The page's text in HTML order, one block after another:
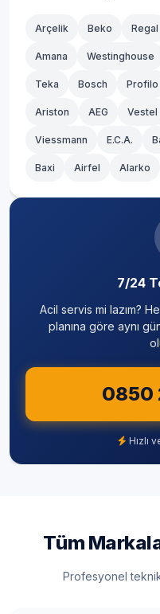
Arçelik Beko Regal
Amana Westinghouse
Teka Bosch Profilo
Ariston AEG Vestel
Viessmann E.C.A.
Baxi Airfel Alarko
7/24
Acil servis mi lazım?
planına göre aynı
0850
Hızlı
Tüm
Profesyonel